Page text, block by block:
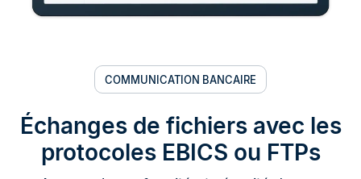
COMMUNICATION BANCAIRE
Échanges de fichiers avec les
protocoles EBICS ou FTPs